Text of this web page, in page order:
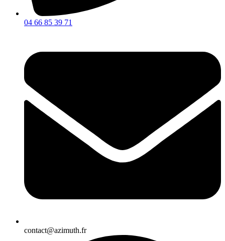
04 66 85 39 71
contact@azimuth.fr